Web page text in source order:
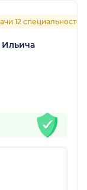
12 специальностей